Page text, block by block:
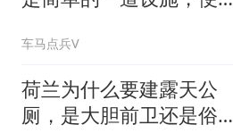
车马点兵V
荷兰为什么要建露天公
厕，是大胆前卫还是俗不